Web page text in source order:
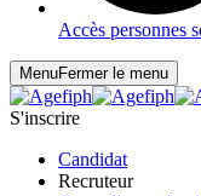
Accès personnes
MenuFermer le menu
S'inscrire
Candidat
Recruteur